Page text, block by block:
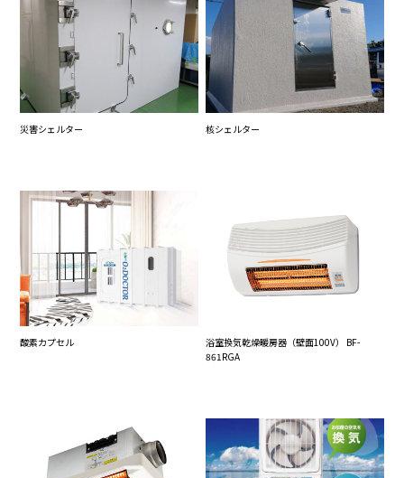
災害シェルター 核シェルター
酸素カプセル
浴室換気乾燥暖房器（壁面100V） BF-
861RGA